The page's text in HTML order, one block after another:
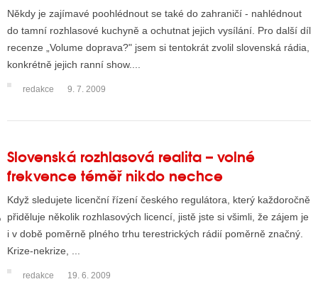
STÁT BLOGEREM
BLOGERA
DISKUTÉRA NA RADIOTV
STARŠÍCH DISKUZÍ
Někdy je zajímavé poohlédnout se také do zahraničí - nahlédnout
do tamní rozhlasové kuchyně a ochutnat jejich vysílání. Pro další díl
recenze „Volume doprava?" jsem si tentokrát zvolil slovenská rádia,
konkrétně jejich ranní show....
redakce 9. 7. 2009
Slovenská rozhlasová realita – volné
frekvence téměř nikdo nechce
Když sledujete licenční řízení českého regulátora, který každoročně
přiděluje několik rozhlasových licencí, jistě jste si všimli, že zájem je
i v době poměrně plného trhu terestrických rádií poměrně značný.
Krize-nekrize, ...
redakce 19. 6. 2009